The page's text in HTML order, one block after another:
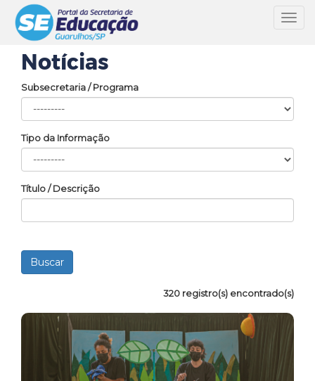
Notícias
Subsecretaria / Programa
Tipo da Informação
Título / Descrição
320 registro(s) encontrado(s)